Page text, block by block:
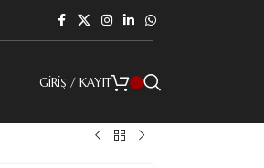
GIRIŞ / KAYIT